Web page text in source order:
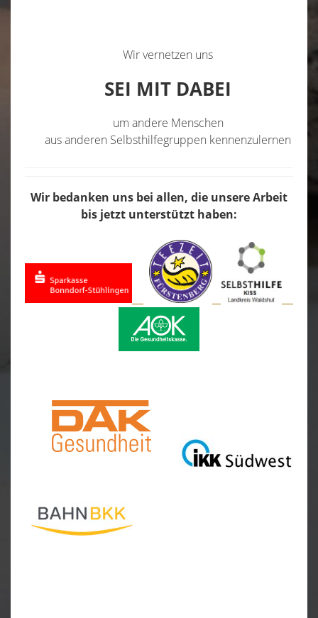
Wir vernetzen uns
SEI MIT DABEI
um andere Menschen
aus anderen Selbsthilfegruppen kennenzulernen
Wir bedanken uns bei allen, die unsere Arbeit
bis jetzt unterstützt haben: